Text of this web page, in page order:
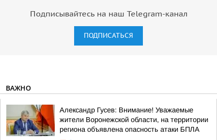
Подписывайтесь на наш Telegram-канал
ПОДПИСАТЬСЯ
ВАЖНО
Александр Гусев: Внимание! Уважаемые
жители Воронежской области, на территории
региона объявлена опасность атаки БПЛА